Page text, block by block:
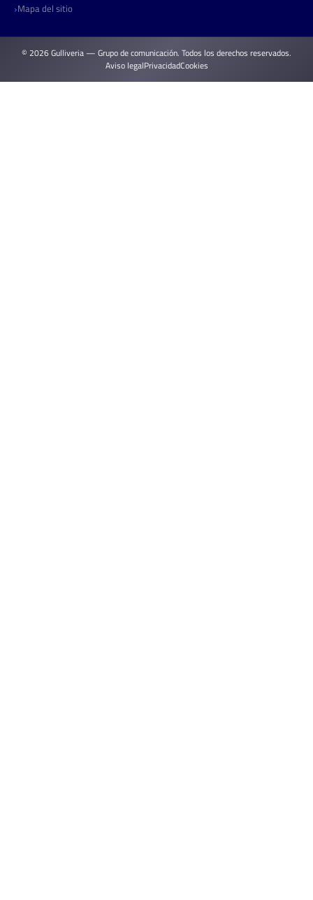
Mapa del sitio
© 2026 Gulliveria — Grupo de comunicación. Todos los derechos reservados.
Aviso legalPrivacidadCookies